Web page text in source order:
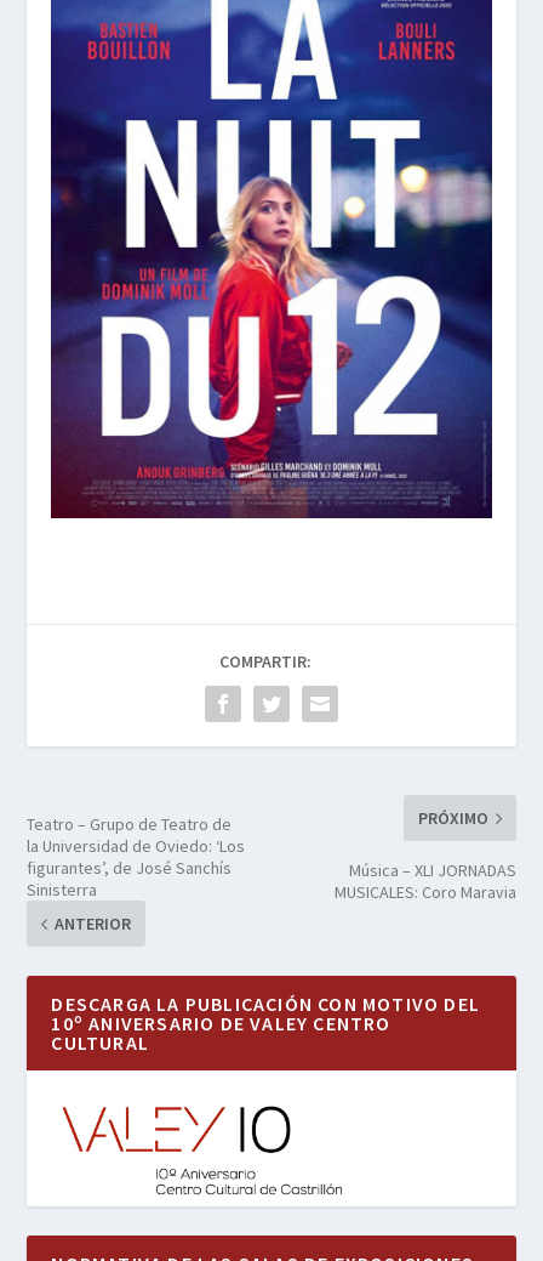
COMPARTIR:
Teatro – Grupo de Teatro de
la Universidad de Oviedo: ‘Los
figurantes’, de José Sanchís
Sinisterra
ANTERIOR
PRÓXIMO
Música – XLI JORNADAS
MUSICALES: Coro Maravia
DESCARGA LA PUBLICACIÓN CON MOTIVO DEL
10º ANIVERSARIO DE VALEY CENTRO
CULTURAL